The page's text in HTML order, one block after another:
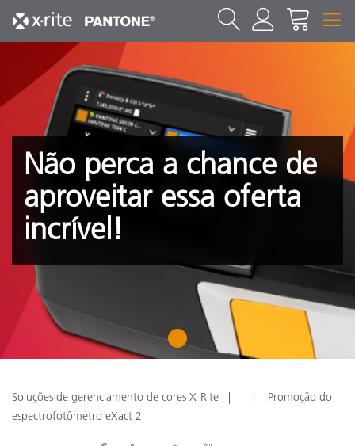
Não perca a chance de
aproveitar essa oferta
incrível!
1
Soluções de gerenciamento de cores X-Rite
Promoção do
espectrofotômetro eXact 2